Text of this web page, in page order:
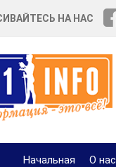
НА НАС
Начальная О нас